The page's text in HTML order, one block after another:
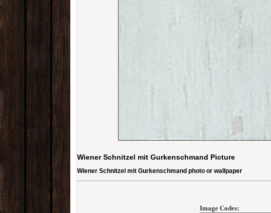
Wiener Schnitzel mit Gurkenschmand Picture
Wiener Schnitzel mit Gurkenschmand photo or wallpaper
Image Codes: